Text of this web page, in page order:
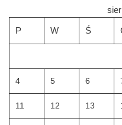
P W Ś
4 5 6
11 12 13